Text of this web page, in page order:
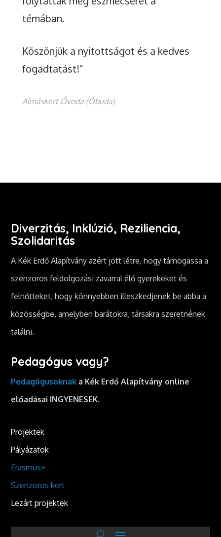
témában.
Köszönjük a nyitottságot és a kedves
fogadtatást!”
Almáskert Óvoda (Óbuda)
Diverzitás, Inklúzió, Reziliencia,
Szolidaritás
A Kék Erdő Alapítvány azért jött létre, hogy támogassa a
szenzoros feldolgozási zavarral élő gyerekeket és
felnőtteket, hogy könnyebben illeszkedjenek be abba a
közösségbe, amelyben barátokra, társakra szeretnének
találni.
Pedagógus vagy?
Pedagógusoknak a Kék Erdő Alapítvány online
előadásai INGYENESEK.
Projektek
Pályázatok
Erasmus+
Szenzoros kert
Lezárt projektek